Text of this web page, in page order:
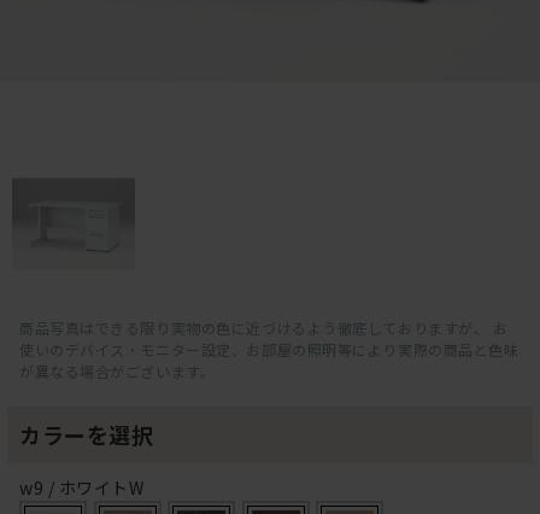
商品写真はできる限り実物の色に近づけるよう徹底しておりますが、 お
使いのデバイス・モニター設定、お部屋の照明等により実際の商品と色味
が異なる場合がございます。
カラーを選択
w9 / ホワイトW